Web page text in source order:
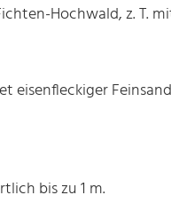
Hochwald, z. T.
eisenfleckiger
bis zu 1 m.